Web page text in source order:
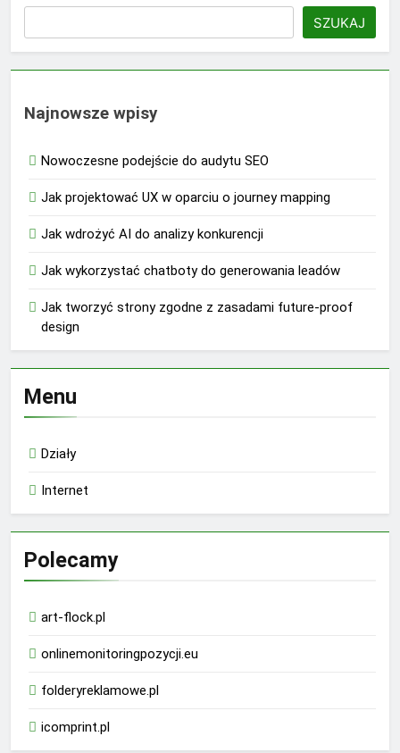
SZUKAJ
Najnowsze wpisy
Nowoczesne podejście do audytu SEO
Jak projektować UX w oparciu o journey mapping
Jak wdrożyć AI do analizy konkurencji
Jak wykorzystać chatboty do generowania leadów
Jak tworzyć strony zgodne z zasadami future-proof
design
Menu
Działy
Internet
Polecamy
art-flock.pl
onlinemonitoringpozycji.eu
folderyreklamowe.pl
icomprint.pl